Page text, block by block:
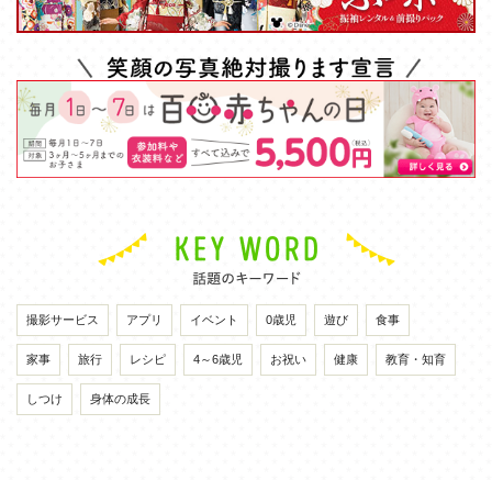
撮影サービス アプリ イベント 0歳児 遊び 食事
家事 旅行 レシピ 4～6歳児 お祝い 健康 教育・知育
しつけ 身体の成長